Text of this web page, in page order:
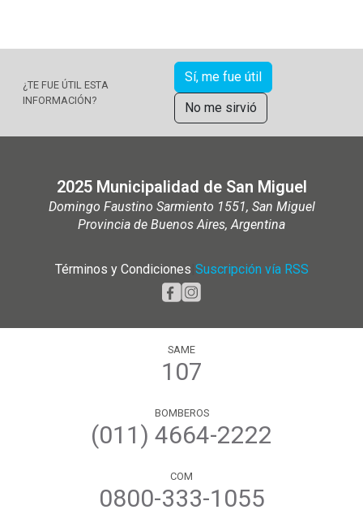
¿TE FUE ÚTIL ESTA
INFORMACIÓN?
Sí, me fue útil
No me sirvió
2025 Municipalidad de San Miguel
Domingo Faustino Sarmiento 1551, San Miguel
Provincia de Buenos Aires, Argentina
Términos y Condiciones Suscripción vía RSS
SAME
107
BOMBEROS
(011) 4664-2222
COM
0800-333-1055